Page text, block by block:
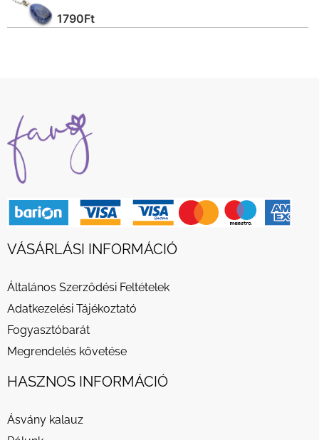
1790Ft
VÁSÁRLÁSI INFORMÁCIÓ
Általános Szerződési Feltételek
Adatkezelési Tájékoztató
Fogyasztóbarát
Megrendelés követése
HASZNOS INFORMÁCIÓ
Ásvány kalauz